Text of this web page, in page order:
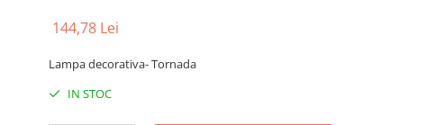
144,78 Lei
Lampa decorativa- Tornada
IN STOC